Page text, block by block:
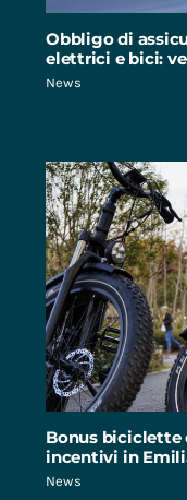
Obbligo di
elettrici e bici:
News
Bonus biciclette
incentivi in
News